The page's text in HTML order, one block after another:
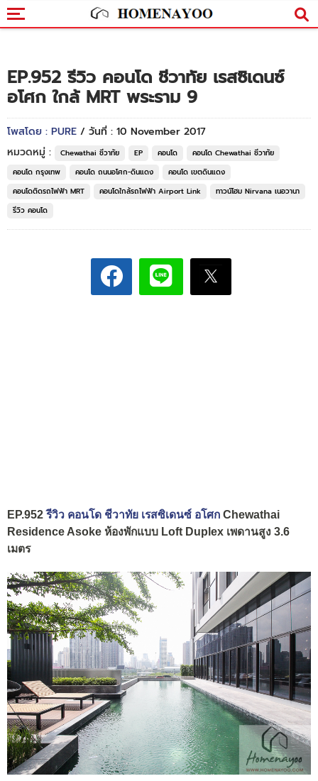
EP.952 รีวิว คอนโด ชีวาทัย เรสซิเดนซ์
อโศก ใกล้ MRT พระราม 9
โพสโดย : PURE / วันที่ : 10 November 2017
หมวดหมู่ :
Chewathai ชีวาทัย EP คอนโด
คอนโด Chewathai ชีวาทัย
คอนโด กรุงเทพ
คอนโด ถนนอโศก-ดินแดง
คอนโด เขตดินแดง
คอนโดติดรถไฟฟ้า MRT
คอนโดใกล้รถไฟฟ้า Airport Link
ทาวน์โฮม Nirvana เนอวานา
รีวิว คอนโด
EP.952รีวิว คอนโด ชีวาทัย เรสซิเดนซ์ อโศก Chewathai
Residence Asoke ห้องพักแบบ Loft Duplex เพดานสูง 3.6
เมตร